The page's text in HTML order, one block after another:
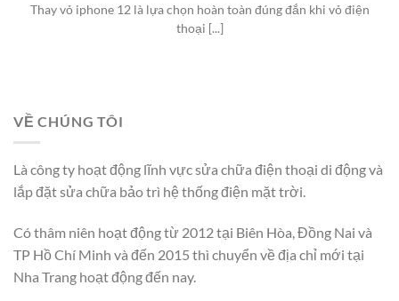
Thay vỏ iphone 12 là lựa chọn hoàn toàn đúng đắn khi vỏ điện
thoại [...]
VỀ CHÚNG TÔI
Là công ty hoạt động lĩnh vực sửa chữa điện thoại di động và
lắp đặt sửa chữa bảo trì hệ thống điện mặt trời.
Có thâm niên hoạt động từ 2012 tại Biên Hòa, Đồng Nai và
TP Hồ Chí Minh và đến 2015 thì chuyển về địa chỉ mới tại
Nha Trang hoạt động đến nay.